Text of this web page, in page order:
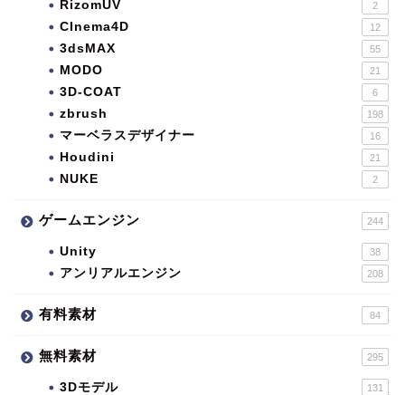
RizomUV 2
CInema4D 12
3dsMAX 55
MODO 21
3D-COAT 6
zbrush 198
マーベラスデザイナー 16
Houdini 21
NUKE 2
ゲームエンジン 244
Unity 38
アンリアルエンジン 208
有料素材 84
無料素材 295
3Dモデル 131